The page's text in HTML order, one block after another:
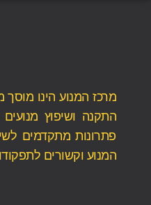
מרכז המנוע הינו
התקנה ושיפוץ
פתרונות מתקדמים
המנוע וקשורים